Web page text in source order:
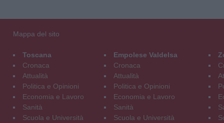
Mappa del sito
Toscana
Cronaca
Attualità
Politica e Opinioni
Economia e Lavoro
Sanità
Scuola e Università
Empolese Valdelsa
Cronaca
Attualità
Politica e Opinioni
Economia e Lavoro
Sanità
Scuola e Università